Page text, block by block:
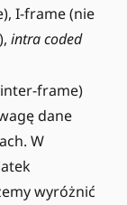
I-frame (nie
), intra coded
frame)
dane
W
wyróżnić